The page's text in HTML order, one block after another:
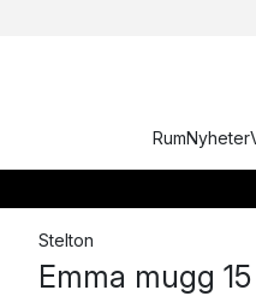
RumNyheter
Stelton
Emma mugg